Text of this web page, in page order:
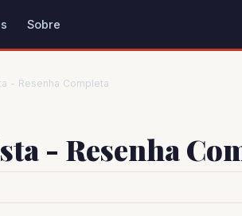
Sobre
- Resenha Completa
- Resenha